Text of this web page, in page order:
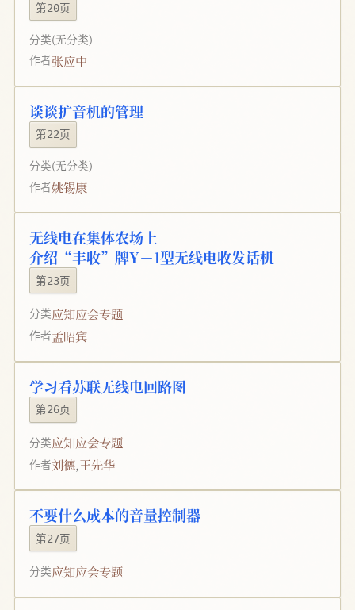
第20页
分类(无分类)
作者张应中
谈谈扩音机的管理
第22页
分类(无分类)
作者姚锡康
无线电在集体农场上
介绍“丰收”牌Y－1型无线电收发话机
第23页
分类应知应会专题
作者孟昭宾
学习看苏联无线电回路图
第26页
分类应知应会专题
作者刘德,王先华
不要什么成本的音量控制器
第27页
分类应知应会专题